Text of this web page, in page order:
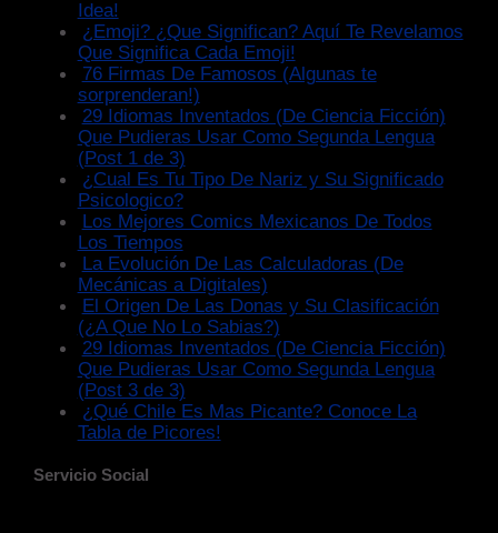
Idea!
¿Emoji? ¿Que Significan? Aquí Te Revelamos
Que Significa Cada Emoji!
76 Firmas De Famosos (Algunas te
sorprenderan!)
29 Idiomas Inventados (De Ciencia Ficción)
Que Pudieras Usar Como Segunda Lengua
(Post 1 de 3)
¿Cual Es Tu Tipo De Nariz y Su Significado
Psicologico?
Los Mejores Comics Mexicanos De Todos
Los Tiempos
La Evolución De Las Calculadoras (De
Mecánicas a Digitales)
El Origen De Las Donas y Su Clasificación
(¿A Que No Lo Sabias?)
29 Idiomas Inventados (De Ciencia Ficción)
Que Pudieras Usar Como Segunda Lengua
(Post 3 de 3)
¿Qué Chile Es Mas Picante? Conoce La
Tabla de Picores!
Servicio Social